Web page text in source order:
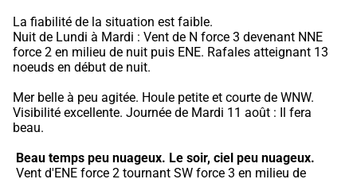
La fiabilité de la situation est faible.
Nuit de Lundi à Mardi : Vent de N force 3 devenant NNE
force 2 en milieu de nuit puis ENE. Rafales atteignant 13
noeuds en début de nuit.
Mer belle à peu agitée. Houle petite et courte de WNW.
Visibilité excellente. Journée de Mardi 11 août : Il fera
beau.
Beau temps peu nuageux. Le soir, ciel peu nuageux.